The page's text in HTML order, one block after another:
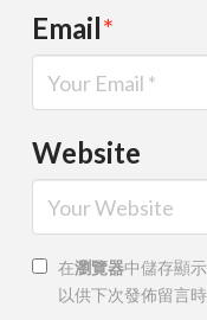
Email*
Website
在瀏覽器中儲存顯
以供下次發佈留言時